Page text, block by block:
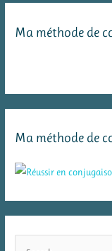
Ma méthode de
Ma méthode de